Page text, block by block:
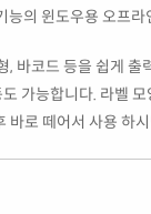
능의 윈도우용 오프라
, 바코드 등을 쉽게 출
가능합니다. 라벨
바로 떼어서 사용 하